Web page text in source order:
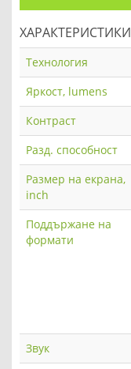
ХАРАКТЕРИСТИКИ
Технология
Яркост, lumens
Контраст
Разд. способност
Размер на екрана,
inch
Поддържане на
формати
Звук